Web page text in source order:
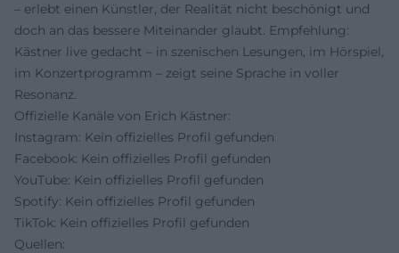
– erlebt einen Künstler, der Realität nicht beschönigt und
doch an das bessere Miteinander glaubt. Empfehlung:
Kästner live gedacht – in szenischen Lesungen, im Hörspiel,
im Konzertprogramm – zeigt seine Sprache in voller
Resonanz.
Offizielle Kanäle von Erich Kästner:
Instagram: Kein offizielles Profil gefunden
Facebook: Kein offizielles Profil gefunden
YouTube: Kein offizielles Profil gefunden
Spotify: Kein offizielles Profil gefunden
TikTok: Kein offizielles Profil gefunden
Quellen: